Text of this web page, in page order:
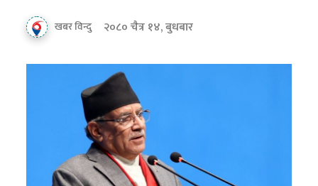
खबर विन्दु २०८० चैत्र १४, बुधबार